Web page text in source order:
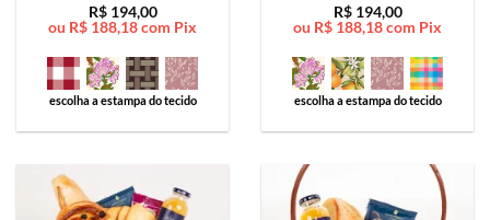
Avaliação5
de 5
R$194,00
ou R$ 188,18com Pix
escolha a estampa do tecido
Avaliação5
de 5
R$194,00
ou R$ 188,18com Pix
escolha a estampa do tecido